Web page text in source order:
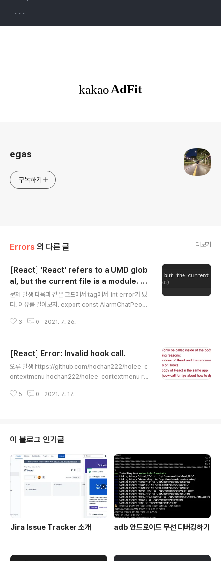
...
egas
구독하기
Errors 의 다른 글 더보기
[React] 'React' refers to a UMD glob
al, but the current file is a module. C
onsider adding an import instead.
문제 발생 다음과 같은 코드에서 tag에서 lint error가 났
다. 이유를 알아보자. export const AlarmChatPeopl
rn {username}; }; JSX 구문이 변환되는 방식은 컴파일
nent('p') 와같이 변환해 준다. 따라서 명시적인 import R
eact from 'react'; 가 없을 경우 해당 오류가 반환된다.
해결 방법 import React from 'react';을 추가하자. im
3 0 2021. 7. 26.
[React] Error: Invalid hook call.
오류 발생 https://github.com/hochan222/holee-c
ontextmenu hochan222/holee-contextmenu re
an222/holee-contextmenu development by cre
lid hook call. Hooks can only be called inside of
the body of a function component. This could ha
ppen for one o..
5 0 2021. 7. 17.
이 블로그 인기글
Jira Issue Tracker 소개 adb 안드로이드 무선 디버깅하기